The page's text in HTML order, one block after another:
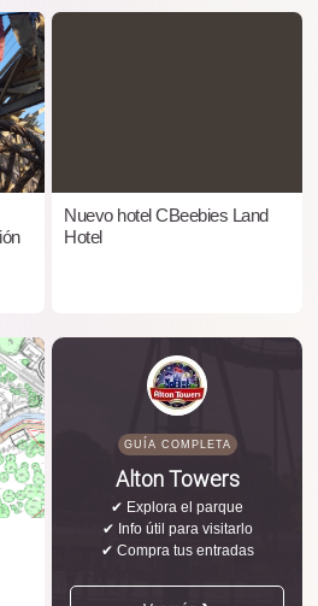
Nuevo hotel CBeebies Land
Hotel
GUÍA COMPLETA
Alton Towers
✔ Explora el parque
✔ Info útil para visitarlo
✔ Compra tus entradas